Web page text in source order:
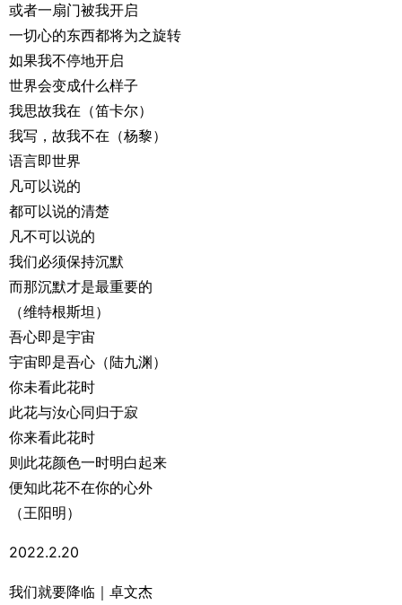
或者一扇门被我开启
一切心的东西都将为之旋转
如果我不停地开启
世界会变成什么样子
我思故我在（笛卡尔）
我写，故我不在（杨黎）
语言即世界
凡可以说的
都可以说的清楚
凡不可以说的
我们必须保持沉默
而那沉默才是最重要的
（维特根斯坦）
吾心即是宇宙
宇宙即是吾心（陆九渊）
你未看此花时
此花与汝心同归于寂
你来看此花时
则此花颜色一时明白起来
便知此花不在你的心外
（王阳明）
2022.2.20
我们就要降临｜卓文杰